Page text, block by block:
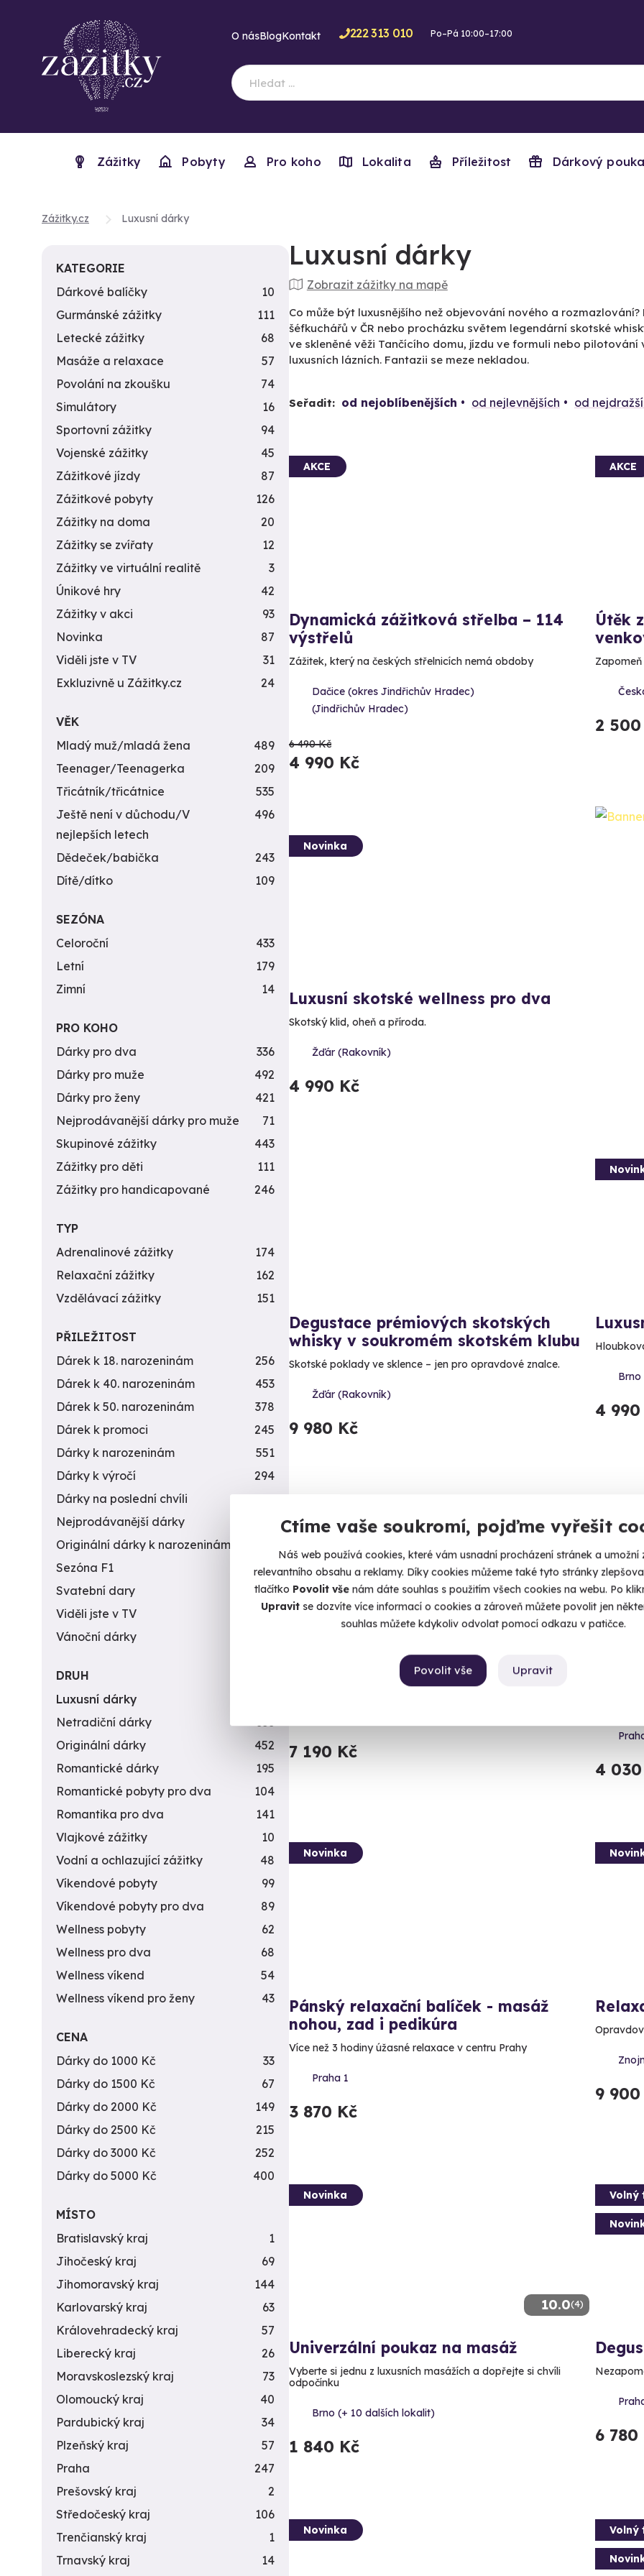
Ctíme vaše soukromí, pojďme vyřešit
Náš web používá cookies, které vám usnadní procházení stránek a umožní
relevantního obsahu a reklamy. Díky cookies můžeme také tyto stránky
tlačítko Povolit vše nám dáte souhlas s použitím všech cookies na webu. Po
Upravitse dozvíte více informací o cookies a zároveň můžete povolit jen
souhlas můžete kdykoliv odvolat pomocí odkazu v patičce.
Upravit
Povolit vše
O násBlogKontakt 222 313 010 Po–Pá 10:00–17:00
Zážitky Pobyty Pro koho Lokalita Příležitost Dárkový
Zážitky.cz Luxusní dárky
Luxusní dárky
Zobrazit zážitky na mapě
Co může být luxusnějšího než objevování nového a
šéfkuchářů v ČR nebo procházku světem legendární skotské
ve skleněné věži Tančícího domu, jízdu ve formuli nebo
luxusních lázních. Fantazii se meze nekladou.
Seřadit: od nejoblíbenějších od nejlevnějších od
AKCE
Dynamická zážitková střelba – 114
výstřelů
Zážitek, který na českých střelnicích nemá obdoby
Dačice (okres Jindřichův Hradec)
(Jindřichův Hradec)
6 490 Kč
4 990 Kč
AKCE
Útěk
2
Novinka
Luxusní skotské wellness pro dva
Skotský klid, oheň a příroda.
Žďár (Rakovník)
4 990 Kč
Degustace prémiových skotských
whisky v soukromém skotském klubu
Skotské poklady ve sklence – jen pro opravdové znalce.
Žďár (Rakovník)
9 980 Kč
4 990
Let balónem - Vysoké Tatry
Dotkněte se nebe nad štíty Tater.
7 190 Kč
4
Novinka
Pánský relaxační balíček - masáž
nohou, zad i pedikúra
Více než 3 hodiny úžasné relaxace v centru Prahy
Praha 1
3 870 Kč
9 900
10.0(4)
Novinka
Univerzální poukaz na masáž
Vyberte si jednu z luxusních masážích a dopřejte si chvíli
odpočínku
Brno (+ 10 dalších lokalit)
1 840 Kč
Volný
6 780
Novinka Volný
KATEGORIE
Dárkové balíčky
10
Gurmánské zážitky
111
Letecké zážitky
68
Masáže a relaxace
57
Povolání na zkoušku
74
Simulátory
16
Sportovní zážitky
94
Vojenské zážitky
45
Zážitkové jízdy
87
Zážitkové pobyty
126
Zážitky na doma
20
Zážitky se zvířaty
12
Zážitky ve virtuální realitě
3
Únikové hry
42
Zážitky v akci
93
Novinka
87
Viděli jste v TV
31
Exkluzivně u Zážitky.cz
24
VĚK
Mladý muž/mladá žena
489
Teenager/Teenagerka
209
Třicátník/třicátnice
535
Ještě není v důchodu/V
nejlepších letech
496
Dědeček/babička
243
Dítě/dítko
109
SEZÓNA
Celoroční
433
Letní
179
Zimní
14
PRO KOHO
Dárky pro dva
336
Dárky pro muže
492
Dárky pro ženy
421
Nejprodávanější dárky pro muže
71
Skupinové zážitky
443
Zážitky pro děti
111
Zážitky pro handicapované
246
TYP
Adrenalinové zážitky
174
Relaxační zážitky
162
Vzdělávací zážitky
151
PŘILEŽITOST
Dárek k 18. narozeninám
256
Dárek k 40. narozeninám
453
Dárek k 50. narozeninám
378
Dárek k promoci
245
Dárky k narozeninám
551
Dárky k výročí
294
Dárky na poslední chvíli
450
Nejprodávanější dárky
Originální dárky k narozeninám
Sezóna F1
4
Svatební dary
196
Viděli jste v TV
31
Vánoční dárky
DRUH
Luxusní dárky
Netradiční dárky
353
Originální dárky
452
Romantické dárky
195
Romantické pobyty pro dva
104
Romantika pro dva
141
Vlajkové zážitky
10
Vodní a ochlazující zážitky
48
Víkendové pobyty
99
Víkendové pobyty pro dva
89
Wellness pobyty
62
Wellness pro dva
68
Wellness víkend
54
Wellness víkend pro ženy
43
CENA
Dárky do 1000 Kč
33
Dárky do 1500 Kč
67
Dárky do 2000 Kč
149
Dárky do 2500 Kč
215
Dárky do 3000 Kč
252
Dárky do 5000 Kč
400
MÍSTO
Bratislavský kraj
1
Jihočeský kraj
69
Jihomoravský kraj
144
Karlovarský kraj
63
Královehradecký kraj
57
Liberecký kraj
26
Moravskoslezský kraj
73
Olomoucký kraj
40
Pardubický kraj
34
Plzeňský kraj
57
Praha
247
Prešovský kraj
2
Středočeský kraj
106
Trenčianský kraj
1
Trnavský kraj
14